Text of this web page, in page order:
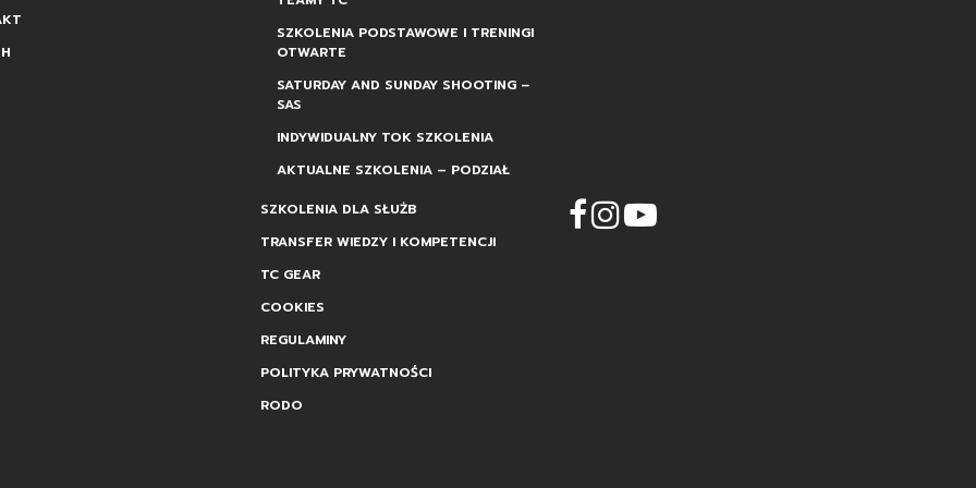
SZKOLENIA PODSTAWOWE I TRENINGI
OTWARTE
SATURDAY AND SUNDAY SHOOTING –
SAS
INDYWIDUALNY TOK SZKOLENIA
AKTUALNE SZKOLENIA – PODZIAŁ
SZKOLENIA DLA SŁUŻB
TRANSFER WIEDZY I KOMPETENCJI
TC GEAR
COOKIES
REGULAMINY
POLITYKA PRYWATNOŚCI
RODO